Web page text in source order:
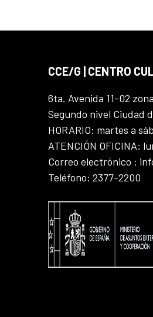
CCE/G | CENTRO
6ta. Avenida 11-02
Segundo nivel Ciudad
HORARIO: martes a
ATENCIÓN OFICINA:
Correo electrónico :
Teléfono: 2377-2200